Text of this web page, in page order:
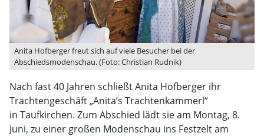
Anita Hofberger freut sich auf viele Besucher bei der
Abschiedsmodenschau. (Foto: Christian Rudnik)
Nach fast 40 Jahren schließt Anita Hofberger ihr
Trachtengeschäft „Anita’s Trachtenkammerl“
in Taufkirchen. Zum Abschied lädt sie am Montag, 8.
Juni, zu einer großen Modenschau ins Festzelt am